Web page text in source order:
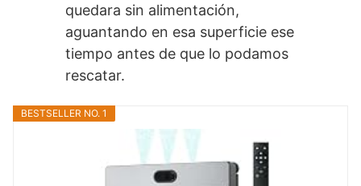
quedara sin alimentación,
aguantando en esa superficie ese
tiempo antes de que lo podamos
rescatar.
BESTSELLER NO. 1